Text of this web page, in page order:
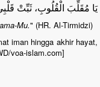
يَا مُقَلِّبَ الْقُلُوبِ، ثَبِّتْ
Mu." (HR. Al-Tirmidzi)
iman hingga akhir hayat,
voa-islam.com]